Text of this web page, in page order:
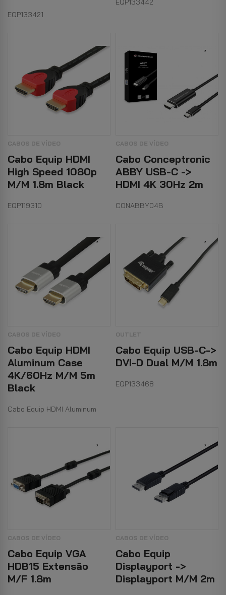
EQP133421
EQP133442
CABOS DE VÍDEO
Cabo Equip HDMI
High Speed 1080p
M/M 1.8m Black
EQP119310
CABOS DE VÍDEO
Cabo Conceptronic
ABBY USB-C ->
HDMI 4K 30Hz 2m
CONABBY04B
CABOS DE VÍDEO
Cabo Equip HDMI
Aluminum Case
4K/60Hz M/M 5m
Black
Cabo Equip HDMI Aluminum
OUTLET
Cabo Equip USB-C->
DVI-D Dual M/M 1.8m
EQP133468
CABOS DE VÍDEO
Cabo Equip VGA
HDB15 Extensão
M/F 1.8m
CABOS DE VÍDEO
Cabo Equip
Displayport ->
Displayport M/M 2m